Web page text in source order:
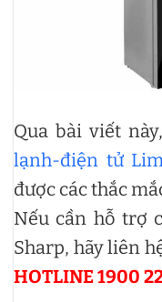
Qua bài viết này,
lạnh-điện tử
được các thắc
Nếu cần hỗ trợ
Sharp, hãy liên
HOTLINE 1900